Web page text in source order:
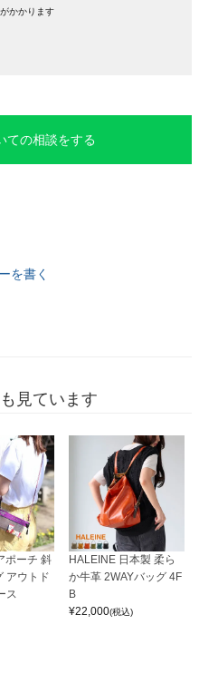
かかります
ての相談をする
を書く
見ています
ポーチ 斜
アウトド
ス
HALEINE 日本製 柔ら
か牛革 2WAYバッグ 4F
B
¥22,000(税込)